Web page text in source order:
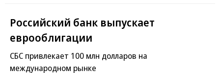
Российский банк выпускает
еврооблигации
СБС привлекает 100 млн долларов на
международном рынке